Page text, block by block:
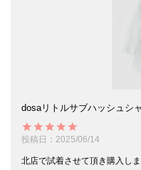
dosaリトルサブハッシュシ
投稿日 2025/06/14
北店で試着させて頂き購入し